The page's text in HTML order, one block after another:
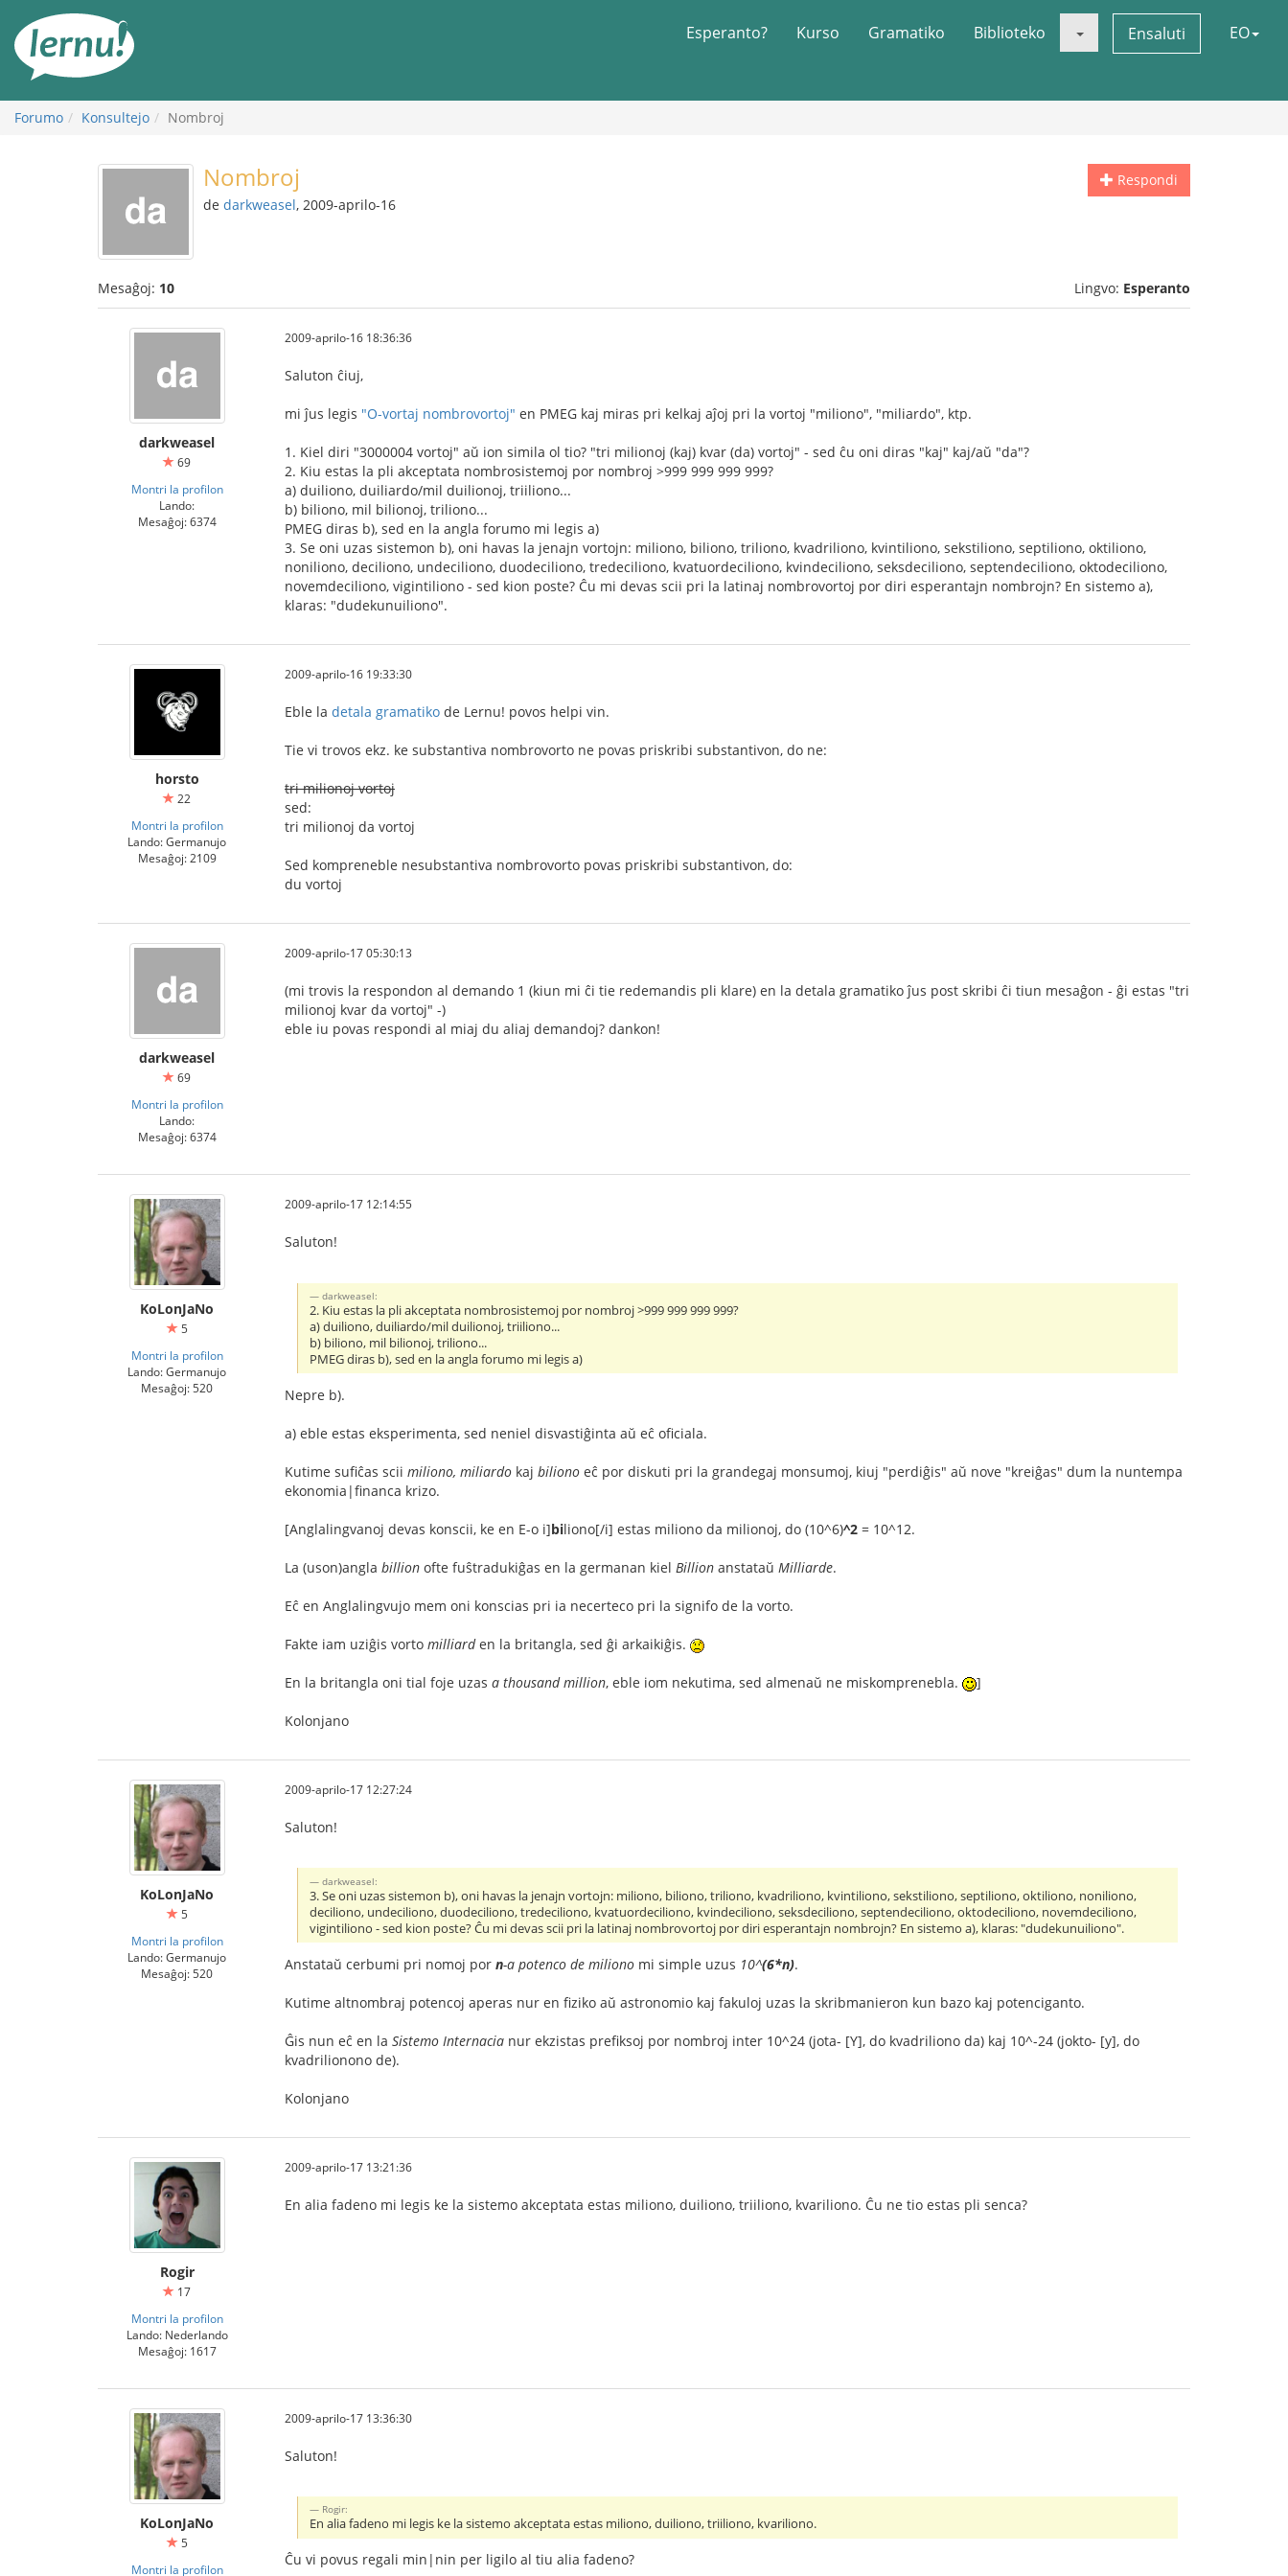
enhavo
Esperanto? Kurso Gramatiko Biblioteko Ensaluti EO
Forumo Konsultejo Nombroj
Respondi
Nombroj
de darkweasel, 2009-aprilo-16
Mesaĝoj: 10 Lingvo: Esperanto
darkweasel
69
Montri la profilon
Lando:
Mesaĝoj: 6374
2009-aprilo-16 18:36:36
Saluton ĉiuj,
mi ĵus legis "O-vortaj nombrovortoj" en PMEG kaj miras pri kelkaj aĵoj pri la vortoj "miliono", "miliardo", ktp.
1. Kiel diri "3000004 vortoj" aŭ ion simila ol tio? "tri milionoj (kaj) kvar (da) vortoj" - sed ĉu oni diras "kaj" kaj/aŭ "da"?
2. Kiu estas la pli akceptata nombrosistemoj por nombroj >999 999 999 999?
a) duiliono, duiliardo/mil duilionoj, triiliono...
b) biliono, mil bilionoj, triliono...
PMEG diras b), sed en la angla forumo mi legis a)
3. Se oni uzas sistemon b), oni havas la jenajn vortojn: miliono, biliono, triliono, kvadriliono, kvintiliono, sekstiliono, septiliono, oktiliono,
noniliono, deciliono, undeciliono, duodeciliono, tredeciliono, kvatuordeciliono, kvindeciliono, seksdeciliono, septendeciliono, oktodeciliono,
novemdeciliono, vigintiliono - sed kion poste? Ĉu mi devas scii pri la latinaj nombrovortoj por diri esperantajn nombrojn? En sistemo a),
klaras: "dudekunuiliono".
horsto
22
Montri la profilon
Lando: Germanujo
Mesaĝoj: 2109
2009-aprilo-16 19:33:30
Eble la detala gramatiko de Lernu! povos helpi vin.
Tie vi trovos ekz. ke substantiva nombrovorto ne povas priskribi substantivon, do ne:
tri milionoj vortoj
sed:
tri milionoj da vortoj
Sed kompreneble nesubstantiva nombrovorto povas priskribi substantivon, do:
du vortoj
darkweasel
69
Montri la profilon
Lando:
Mesaĝoj: 6374
2009-aprilo-17 05:30:13
(mi trovis la respondon al demando 1 (kiun mi ĉi tie redemandis pli klare) en la detala gramatiko ĵus post skribi ĉi tiun mesaĝon - ĝi estas "tri
milionoj kvar da vortoj" -)
eble iu povas respondi al miaj du aliaj demandoj? dankon!
KoLonJaNo
5
Montri la profilon
Lando: Germanujo
Mesaĝoj: 520
2009-aprilo-17 12:14:55
Saluton!
darkweasel:
2. Kiu estas la pli akceptata nombrosistemoj por nombroj >999 999 999 999?
a) duiliono, duiliardo/mil duilionoj, triiliono...
b) biliono, mil bilionoj, triliono...
PMEG diras b), sed en la angla forumo mi legis a)
Nepre b).
a) eble estas eksperimenta, sed neniel disvastiĝinta aŭ eĉ oficiala.
Kutime sufiĉas scii miliono, miliardo kaj biliono eĉ por diskuti pri la grandegaj monsumoj, kiuj "perdiĝis" aŭ nove "kreiĝas" dum la nuntempa
ekonomia|financa krizo.
[Anglalingvanoj devas konscii, ke en E-o i]biliono[/i] estas miliono da milionoj, do (10^6)^2 = 10^12.
La (uson)angla billion ofte fuŝtradukiĝas en la germanan kiel Billion anstataŭ Milliarde.
Eĉ en Anglalingvujo mem oni konscias pri ia necerteco pri la signifo de la vorto.
Fakte iam uziĝis vorto milliarden la britangla, sed ĝi arkaikiĝis.
En la britangla oni tial foje uzas a thousand million, eble iom nekutima, sed almenaŭ ne miskomprenebla. ]
Kolonjano
KoLonJaNo
5
Montri la profilon
Lando: Germanujo
Mesaĝoj: 520
2009-aprilo-17 12:27:24
Saluton!
darkweasel:
3. Se oni uzas sistemon b), oni havas la jenajn vortojn: miliono, biliono, triliono, kvadriliono, kvintiliono, sekstiliono, septiliono, oktiliono, noniliono,
deciliono, undeciliono, duodeciliono, tredeciliono, kvatuordeciliono, kvindeciliono, seksdeciliono, septendeciliono, oktodeciliono, novemdeciliono,
vigintiliono - sed kion poste? Ĉu mi devas scii pri la latinaj nombrovortoj por diri esperantajn nombrojn? En sistemo a), klaras: "dudekunuiliono".
Anstataŭ cerbumi pri nomoj por n-a potenco de miliono mi simple uzus 10^(6*n).
Kutime altnombraj potencoj aperas nur en fiziko aŭ astronomio kaj fakuloj uzas la skribmanieron kun bazo kaj potenciganto.
Ĝis nun eĉ en la Sistemo Internacia nur ekzistas prefiksoj por nombroj inter 10^24 (jota- [Y], do kvadriliono da) kaj 10^-24 (jokto- [y], do
kvadrilionono de).
Kolonjano
Rogir
17
Montri la profilon
Lando: Nederlando
Mesaĝoj: 1617
2009-aprilo-17 13:21:36
En alia fadeno mi legis ke la sistemo akceptata estas miliono, duiliono, triiliono, kvariliono. Ĉu ne tio estas pli senca?
KoLonJaNo
5
Montri la profilon
2009-aprilo-17 13:36:30
Saluton!
Rogir:
En alia fadeno mi legis ke la sistemo akceptata estas miliono, duiliono, triiliono, kvariliono.
Ĉu vi povus regali min|nin per ligilo al tiu alia fadeno?